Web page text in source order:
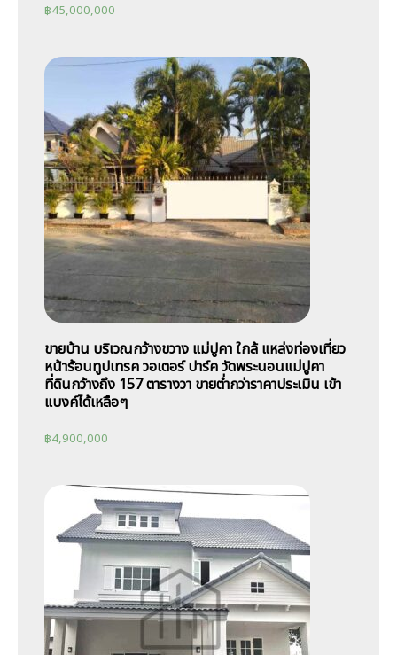
฿45,000,000
ขายบ้าน บริเวณกว้างขวาง แม่ปูคา ใกล้ แหล่งท่องเที่ยว
หน้าร้อนทูปเทรค วอเตอร์ ปาร์ค วัดพระนอนแม่ปูคา
ที่ดินกว้างถึง 157 ตารางวา ขายต่ำกว่าราคาประเมิน เข้า
แบงค์ได้เหลือๆ
฿4,900,000